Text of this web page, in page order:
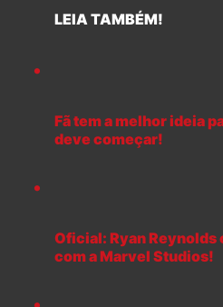
LEIA TAMBÉM!
Fã tem a melhor ideia
deve começar!
Oficial: Ryan Reynolds
com a Marvel Studios!